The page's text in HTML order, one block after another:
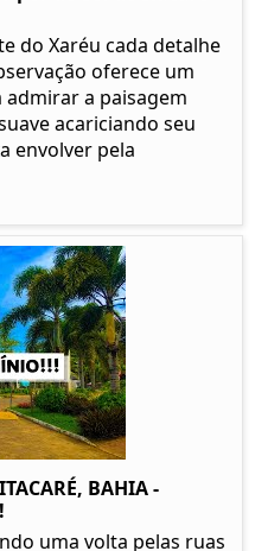
do Xaréu cada detalhe
oferece um
a paisagem
acariciando seu
envolver pela
BAHIA -
uma volta pelas ruas